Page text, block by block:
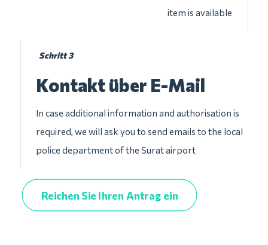
item is available
Schritt 3
Kontakt über E-Mail
In case additional information and authorisation is
required, we will ask you to send emails to the local
police department of the Surat airport
Reichen Sie Ihren Antrag ein